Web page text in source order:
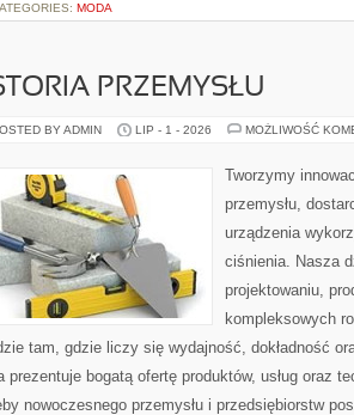
MODA
PRZEMYSŁU
BY ADMIN LIP - 1 - 2026 MOŻLIWOŚĆ
Tworzymy
przemysłu,
urządzenia
ciśnienia. Nasza
projektowaniu,
kompleksowych
tam, gdzie liczy się wydajność, dokładność
prezentuje bogatą ofertę produktów, usług oraz
nowoczesnego przemysłu i przedsiębiorstw